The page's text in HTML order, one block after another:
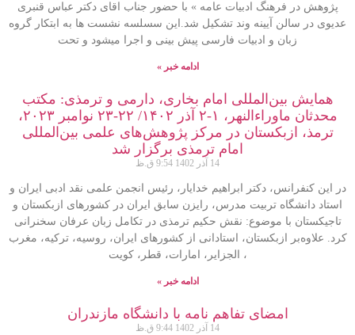
پژوهش در فرهنگ ادبیات عامه » با حضور جناب اقای دکتر عباس قنبری
عدیوی در سالن آیینه وند تشکیل شد.این سسلسه نشست ها به ابتکار گروه
زبان و ادبیات فارسی پیش بینی و اجرا میشود و تحت
ادامه خبر »
همایش بین‌المللی امام بخاری، دارمی و ترمذی: مکتب
محدثان ماوراءالنهر، ۱-۲ آذر ۱۴۰۲/ ۲۲-۲۳ نوامبر ۲۰۲۳،
ترمذ، ازبکستان در مرکز پژوهش‌های علمی بین‌المللی
امام ترمذی برگزار شد
14 آذر 1402 9:54 ق.ظ
در این کنفرانس، دکتر ابراهیم خدایار، رئیس انجمن علمی نقد ادبی ایران و
استاد دانشگاه تربیت مدرس، رایزن سابق ایران در کشورهای ازبکستان و
تاجیکستان با موضوع: نقش حکیم ترمذی در تکامل زبان عرفان سخنرانی
کرد. علاوه‌بر ازبکستان، استادانی از کشورهای ایران، روسیه، ترکیه، مغرب
، الجزایر، امارات، قطر، کویت
ادامه خبر »
امضای تفاهم نامه با دانشگاه مازندران
14 آذر 1402 9:44 ق.ظ